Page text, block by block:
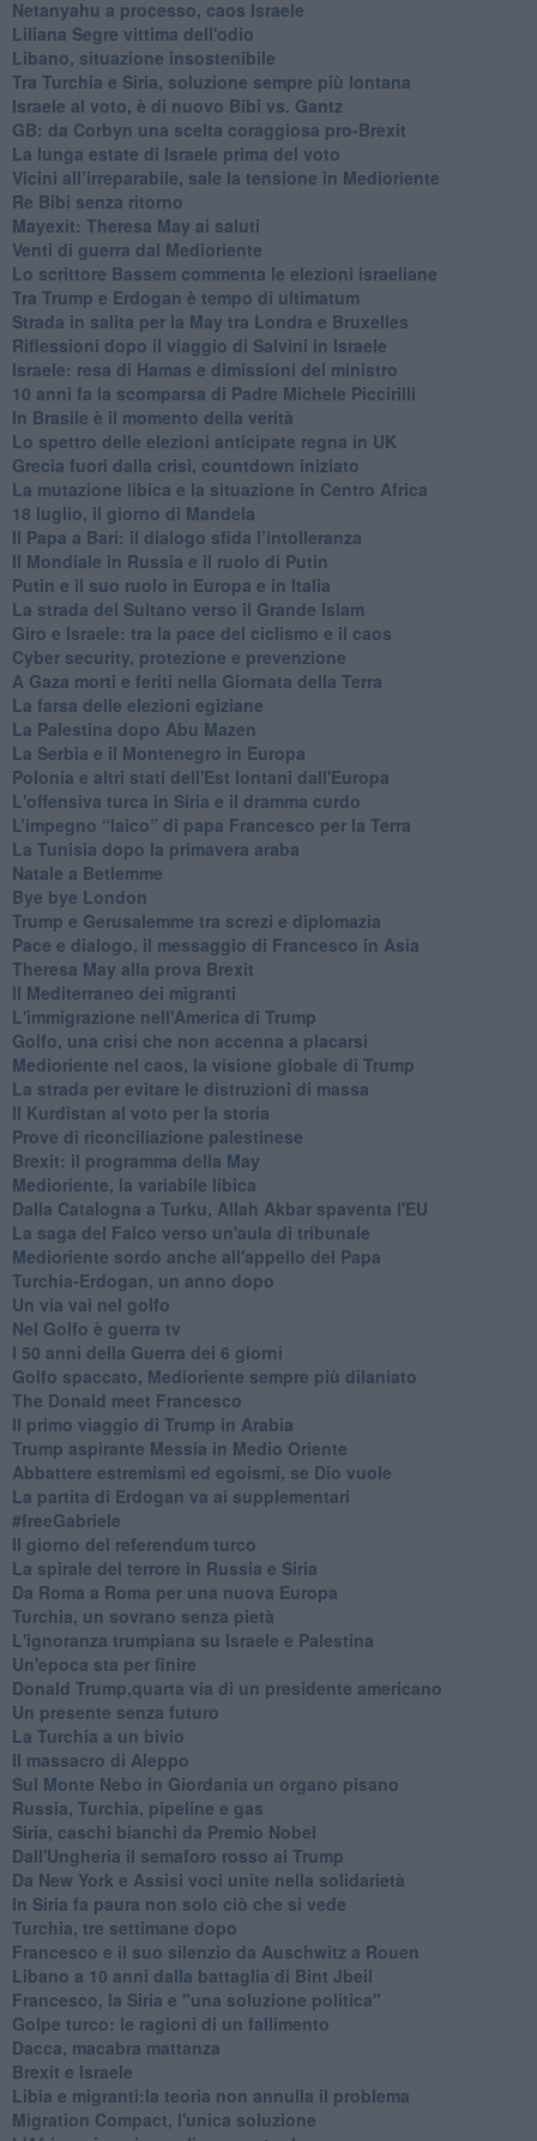
Netanyahu a processo, caos Israele
Liliana Segre vittima dell'odio
Libano, situazione insostenibile
Tra Turchia e Siria, soluzione sempre più lontana
Israele al voto, è di nuovo Bibi vs. Gantz
GB: da Corbyn una scelta coraggiosa pro-Brexit
La lunga estate di Israele prima del voto
Vicini all’irreparabile, sale la tensione in Medioriente
Re Bibi senza ritorno
Mayexit: Theresa May ai saluti
Venti di guerra dal Medioriente
Lo scrittore Bassem commenta le elezioni israeliane
Tra Trump e Erdogan è tempo di ultimatum
Strada in salita per la May tra Londra e Bruxelles
Riflessioni dopo il viaggio di Salvini in Israele
Israele: resa di Hamas e dimissioni del ministro
10 anni fa la scomparsa di Padre Michele Piccirilli
In Brasile è il momento della verità
Lo spettro delle elezioni anticipate regna in UK
Grecia fuori dalla crisi, countdown iniziato
La mutazione libica e la situazione in Centro Africa
18 luglio, il giorno di Mandela
Il Papa a Bari: il dialogo sfida l’intolleranza
Il Mondiale in Russia e il ruolo di Putin
Putin e il suo ruolo in Europa e in Italia
La strada del Sultano verso il Grande Islam
Giro e Israele: tra la pace del ciclismo e il caos
Cyber security, protezione e prevenzione
A Gaza morti e feriti nella Giornata della Terra
La farsa delle elezioni egiziane
La Palestina dopo Abu Mazen
La Serbia e il Montenegro in Europa
Polonia e altri stati dell'Est lontani dall'Europa
L'offensiva turca in Siria e il dramma curdo
L’impegno “laico” di papa Francesco per la Terra
La Tunisia dopo la primavera araba
Natale a Betlemme
Bye bye London
Trump e Gerusalemme tra screzi e diplomazia
Pace e dialogo, il messaggio di Francesco in Asia
Theresa May alla prova Brexit
Il Mediterraneo dei migranti
L'immigrazione nell'America di Trump
Golfo, una crisi che non accenna a placarsi
Medioriente nel caos, la visione globale di Trump
La strada per evitare le distruzioni di massa
Il Kurdistan al voto per la storia
Prove di riconciliazione palestinese
Brexit: il programma della May
Medioriente, la variabile libica
Dalla Catalogna a Turku, Allah Akbar spaventa l'EU
La saga del Falco verso un'aula di tribunale
Medioriente sordo anche all'appello del Papa
Turchia-Erdogan, un anno dopo
Un via vai nel golfo
Nel Golfo è guerra tv
I 50 anni della Guerra dei 6 giorni
Golfo spaccato, Medioriente sempre più dilaniato
The Donald meet Francesco
Il primo viaggio di Trump in Arabia
Trump aspirante Messia in Medio Oriente
Abbattere estremismi ed egoismi, se Dio vuole
La partita di Erdogan va ai supplementari
#freeGabriele
Il giorno del referendum turco
La spirale del terrore in Russia e Siria
Da Roma a Roma per una nuova Europa
Turchia, un sovrano senza pietà
L'ignoranza trumpiana su Israele e Palestina
Un'epoca sta per finire
Donald Trump,quarta via di un presidente americano
Un presente senza futuro
La Turchia a un bivio
Il massacro di Aleppo
Sul Monte Nebo in Giordania un organo pisano
Russia, Turchia, pipeline e gas
Siria, caschi bianchi da Premio Nobel
Dall'Ungheria il semaforo rosso ai Trump
Da New York e Assisi voci unite nella solidarietà
In Siria fa paura non solo ciò che si vede
Turchia, tre settimane dopo
Francesco e il suo silenzio da Auschwitz a Rouen
Libano a 10 anni dalla battaglia di Bint Jbeil
Francesco, la Siria e "una soluzione politica"
Golpe turco: le ragioni di un fallimento
Dacca, macabra mattanza
Brexit e Israele
Libia e migranti:la teoria non annulla il problema
Migration Compact, l'unica soluzione